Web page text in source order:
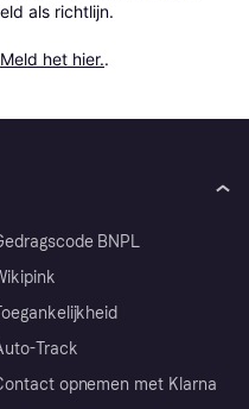
als richtlijn.
Meld het hier..
BNPL
Track
opnemen met Klarna